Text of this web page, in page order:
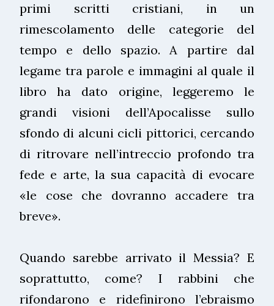
primi scritti cristiani, in un
rimescolamento delle categorie del
tempo e dello spazio. A partire dal
legame tra parole e immagini al quale il
libro ha dato origine, leggeremo le
grandi visioni dell’Apocalisse sullo
sfondo di alcuni cicli pittorici, cercando
di ritrovare nell’intreccio profondo tra
fede e arte, la sua capacità di evocare
«le cose che dovranno accadere tra
breve».
Quando sarebbe arrivato il Messia? E
soprattutto, come? I rabbini che
rifondarono e ridefinirono l’ebraismo